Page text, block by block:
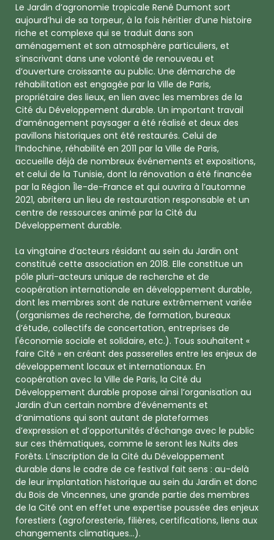
Le Jardin d’agronomie tropicale René Dumont sort
aujourd’hui de sa torpeur, à la fois héritier d’une histoire
riche et complexe qui se traduit dans son
aménagement et son atmosphère particuliers, et
s’inscrivant dans une volonté de renouveau et
d’ouverture croissante au public. Une démarche de
réhabilitation est engagée par la Ville de Paris,
propriétaire des lieux, en lien avec les membres de la
Cité du Développement durable. Un important travail
d’aménagement paysager a été réalisé et deux des
pavillons historiques ont été restaurés. Celui de
l’Indochine, réhabilité en 2011 par la Ville de Paris,
accueille déjà de nombreux événements et expositions,
et celui de la Tunisie, dont la rénovation a été financée
par la Région Île-de-France et qui ouvrira à l’automne
2021, abritera un lieu de restauration responsable et un
centre de ressources animé par la Cité du
Développement durable.
La vingtaine d’acteurs résidant au sein du Jardin ont
constitué cette association en 2018. Elle constitue un
pôle pluri-acteurs unique de recherche et de
coopération internationale en développement durable,
dont les membres sont de nature extrêmement variée
(organismes de recherche, de formation, bureaux
d’étude, collectifs de concertation, entreprises de
l'économie sociale et solidaire, etc.). Tous souhaitent «
faire Cité » en créant des passerelles entre les enjeux de
développement locaux et internationaux. En
coopération avec la Ville de Paris, la Cité du
Développement durable propose ainsi l’organisation au
Jardin d’un certain nombre d’événements et
d’animations qui sont autant de plateformes
d’expression et d’opportunités d’échange avec le public
sur ces thématiques, comme le seront les Nuits des
Forêts. L’inscription de la Cité du Développement
durable dans le cadre de ce festival fait sens : au-delà
de leur implantation historique au sein du Jardin et donc
du Bois de Vincennes, une grande partie des membres
de la Cité ont en effet une expertise poussée des enjeux
forestiers (agroforesterie, filières, certifications, liens aux
changements climatiques…).